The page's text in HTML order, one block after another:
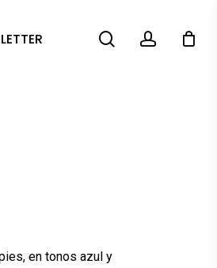
searchaccount
en tonos azul y